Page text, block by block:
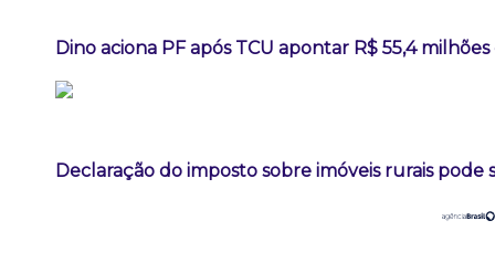
Dino aciona PF após TCU apontar R$ 55,4
Declaração do imposto sobre imóveis rurais